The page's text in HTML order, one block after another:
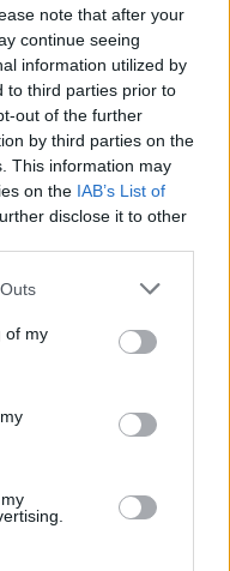
note that after your
continue seeing
information utilized by
to third parties prior to
out of the further
by third parties on the
This information may
on the IAB’s List of
disclose it to other
one or more Google
You may click to
its third-party tags to
in below Google
of my
Küldés
Messengeren
a